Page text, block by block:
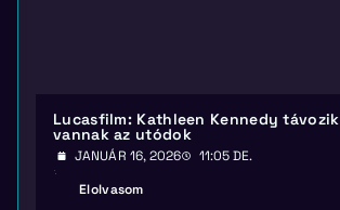
Lucasfilm: Kathleen Kennedy
vannak az utódok
JANUÁR 16, 2026
11:05 DE.
Elolvasom